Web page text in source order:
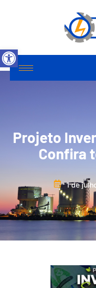
Abrir a barra de ferramentas
Projeto
Confira
1 de